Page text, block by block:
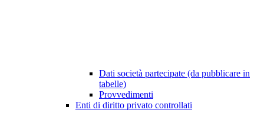
Dati società partecipate (da pubblicare in
tabelle)
Provvedimenti
Enti di diritto privato controllati